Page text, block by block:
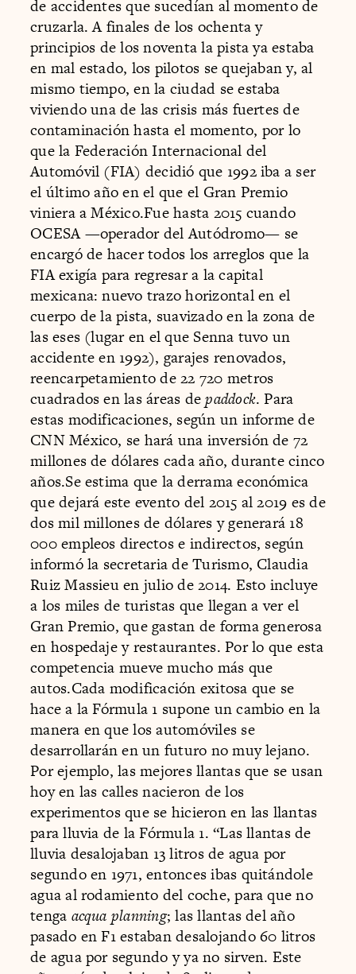
de accidentes que sucedían al momento de
cruzarla. A finales de los ochenta y
principios de los noventa la pista ya estaba
en mal estado, los pilotos se quejaban y, al
mismo tiempo, en la ciudad se estaba
viviendo una de las crisis más fuertes de
contaminación hasta el momento, por lo
que la Federación Internacional del
Automóvil (FIA) decidió que 1992 iba a ser
el último año en el que el Gran Premio
viniera a México.Fue hasta 2015 cuando
OCESA —operador del Autódromo— se
encargó de hacer todos los arreglos que la
FIA exigía para regresar a la capital
mexicana: nuevo trazo horizontal en el
cuerpo de la pista, suavizado en la zona de
las eses (lugar en el que Senna tuvo un
accidente en 1992), garajes renovados,
reencarpetamiento de 22 720 metros
cuadrados en las áreas depaddock. Para
estas modificaciones, según un informe de
CNN México, se hará una inversión de 72
millones de dólares cada año, durante cinco
años.Se estima que la derrama económica
que dejará este evento del 2015 al 2019 es de
dos mil millones de dólares y generará 18
000 empleos directos e indirectos, según
informó la secretaria de Turismo, Claudia
Ruiz Massieu en julio de 2014. Esto incluye
a los miles de turistas que llegan a ver el
Gran Premio, que gastan de forma generosa
en hospedaje y restaurantes. Por lo que esta
competencia mueve mucho más que
autos.Cada modificación exitosa que se
hace a la Fórmula 1 supone un cambio en la
manera en que los automóviles se
desarrollarán en un futuro no muy lejano.
Por ejemplo, las mejores llantas que se usan
hoy en las calles nacieron de los
experimentos que se hicieron en las llantas
para lluvia de la Fórmula 1. “Las llantas de
lluvia desalojaban 13 litros de agua por
segundo en 1971, entonces ibas quitándole
agua al rodamiento del coche, para que no
tenga acqua planning; las llantas del año
pasado en F1 estaban desalojando 60 litros
de agua por segundo y ya no sirven. Este